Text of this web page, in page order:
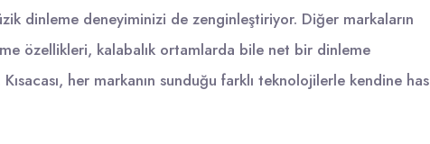
dinleme deneyiminizi de zenginleştiriyor. Diğer markaların
özellikleri, kalabalık ortamlarda bile net bir dinleme
her markanın sunduğu farklı teknolojilerle kendine has